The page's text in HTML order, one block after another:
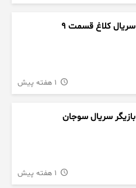
سریال کلاغ قسمت 9
بازیگر سریال سوجان